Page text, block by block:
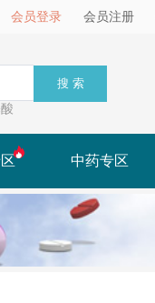
会员登录 会员注册
搜 索
中药专区